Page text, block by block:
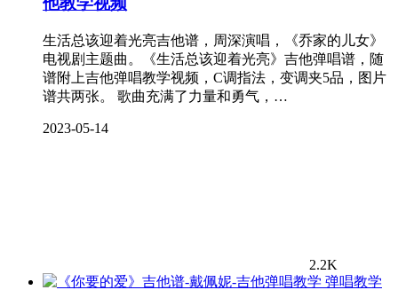
生活总该迎着光亮吉他谱，周深演唱，《乔家的儿女》
电视剧主题曲。《生活总该迎着光亮》吉他弹唱谱，随
谱附上吉他弹唱教学视频，C调指法，变调夹5品，图片
谱共两张。 歌曲充满了力量和勇气，…
2023-05-14
2.2K
弹唱教学